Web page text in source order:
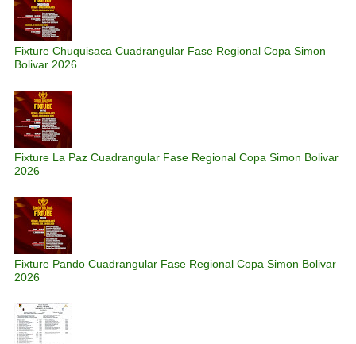
Fixture Chuquisaca Cuadrangular Fase Regional Copa Simon
Bolivar 2026
Fixture La Paz Cuadrangular Fase Regional Copa Simon Bolivar
2026
Fixture Pando Cuadrangular Fase Regional Copa Simon Bolivar
2026